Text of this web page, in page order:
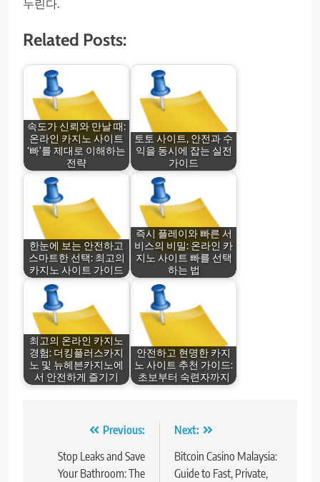
누린다.
Related Posts:
속도가 신뢰와 만날 때:
온라인 카지노 사이트
‘빠’를 제대로 이해하는
전략
토토 사이트, 안전과 수
익을 동시에 잡는 실전
가이드
한눈에 보는 안전하고
스마트한 선택: 최고의
카지노 사이트 가이드
즉시 플레이와 빠른 서
비스의 비밀: 온라인 카
지노 사이트 빠를 선택
하는 법
최고의 온라인 카지노
경험: 더킹플러스카지
노 및 뉴헤븐카지노에
서 안전하게 즐기기
안전하고 현명한 카지
노 사이트 추천 가이드:
초보부터 숙련자까지
navigation
Previous:
Stop Leaks and Save
Your Bathroom: The
Next:
Bitcoin Casino Malaysia:
Guide to Fast, Private,